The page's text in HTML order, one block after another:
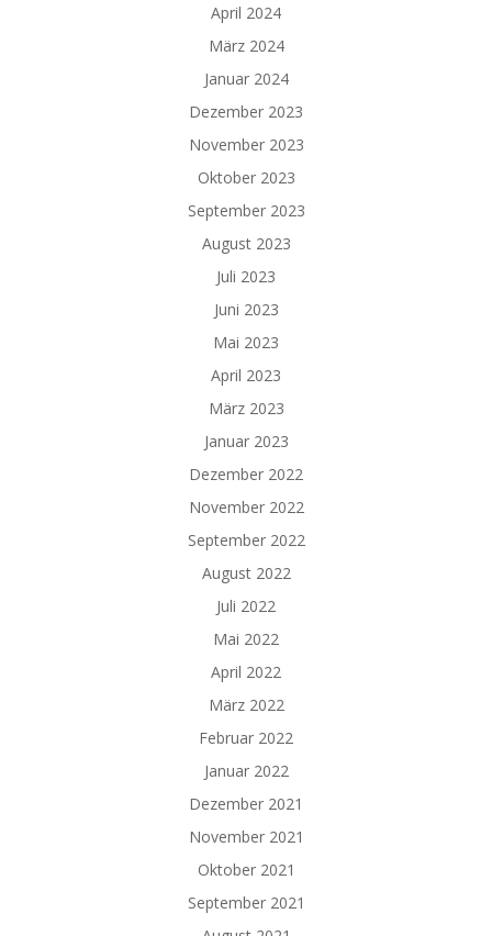
April 2024
März 2024
Januar 2024
Dezember 2023
November 2023
Oktober 2023
September 2023
August 2023
Juli 2023
Juni 2023
Mai 2023
April 2023
März 2023
Januar 2023
Dezember 2022
November 2022
September 2022
August 2022
Juli 2022
Mai 2022
April 2022
März 2022
Februar 2022
Januar 2022
Dezember 2021
November 2021
Oktober 2021
September 2021